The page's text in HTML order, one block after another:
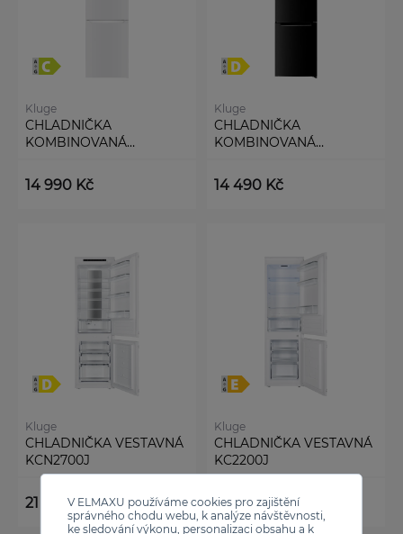
V ELMAXU používáme cookies pro zajištění
správného chodu webu, k analýze návštěvnosti,
ke sledování výkonu, personalizaci obsahu a k
Kluge
CHLADNIČKA
KOMBINOVANÁ
14 990 Kč
Kluge
CHLADNIČKA
KOMBINOVANÁ
14 490 Kč
Kluge
CHLADNIČKA VESTAVNÁ
KCN2700J
21 990 Kč
Kluge
CHLADNIČKA VESTAVNÁ
KC2200J
13 990 Kč